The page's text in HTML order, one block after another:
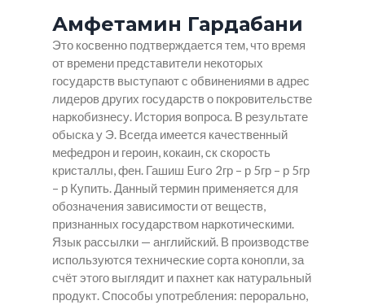
Амфетамин Гардабани
Это косвенно подтверждается тем, что время
от времени представители некоторых
государств выступают с обвинениями в адрес
лидеров других государств о покровительстве
наркобизнесу. История вопроса. В результате
обыска у Э. Всегда имеется качественный
мефедрон и героин, кокаин, ск скорость
кристаллы, фен. Гашиш Euro 2гр – р 5гр – р 5гр
– р Купить. Данный термин применяется для
обозначения зависимости от веществ,
признанных государством наркотическими.
Язык рассылки — английский. В производстве
используются технические сорта конопли, за
счёт этого выглядит и пахнет как натуральный
продукт. Способы употребления: перорально,